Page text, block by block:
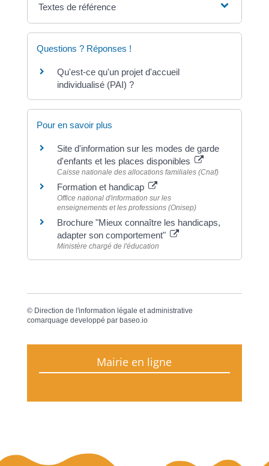
Textes de référence
Questions ? Réponses !
Qu'est-ce qu'un projet d'accueil
individualisé (PAI) ?
Pour en savoir plus
Site d'information sur les modes de garde
d'enfants et les places disponibles
Caisse nationale des allocations familiales (Cnaf)
Formation et handicap
Office national d'information sur les
enseignements et les professions (Onisep)
Brochure "Mieux connaître les handicaps,
adapter son comportement"
Ministère chargé de l'éducation
© Direction de l'information légale et administrative
comarquage developpé par baseo.io
Mairie en ligne